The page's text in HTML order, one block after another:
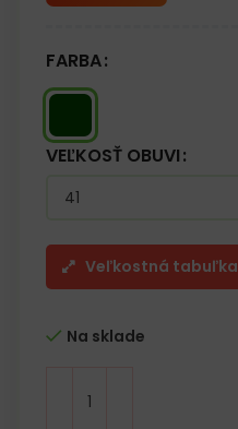
FARBA
VEĽKOSŤ OBUVI
Veľkostná tabuľka
Na sklade